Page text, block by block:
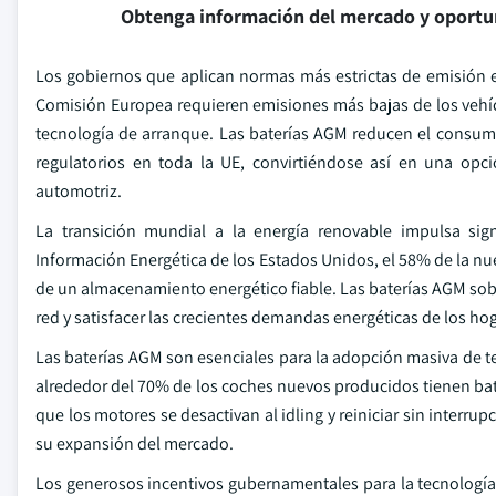
Obtenga información del mercado y
Los gobiernos que aplican normas más estrictas de emisión
Comisión Europea requieren emisiones más bajas de los
tecnología de arranque. Las baterías AGM reducen el
regulatorios en toda la UE, convirtiéndose así en una
automotriz.
La transición mundial a la energía renovable impulsa
Información Energética de los Estados Unidos, el 58% de la
de un almacenamiento energético fiable. Las baterías AGM
red y satisfacer las crecientes demandas energéticas de los
Las baterías AGM son esenciales para la adopción masiva
alrededor del 70% de los coches nuevos producidos tienen
que los motores se desactivan al idling y reiniciar sin
su expansión del mercado.
Los generosos incentivos gubernamentales para la